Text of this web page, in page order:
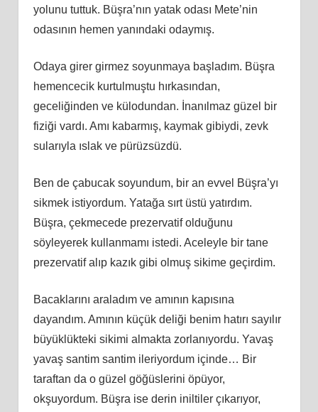
yolunu tuttuk. Büşra’nın yatak odası Mete’nin
odasının hemen yanındaki odaymış.
Odaya girer girmez soyunmaya başladım. Büşra
hemencecik kurtulmuştu hırkasından,
geceliğinden ve külodundan. İnanılmaz güzel bir
fiziği vardı. Amı kabarmış, kaymak gibiydi, zevk
sularıyla ıslak ve pürüzsüzdü.
Ben de çabucak soyundum, bir an evvel Büşra’yı
sikmek istiyordum. Yatağa sırt üstü yatırdım.
Büşra, çekmecede prezervatif olduğunu
söyleyerek kullanmamı istedi. Aceleyle bir tane
prezervatif alıp kazık gibi olmuş sikime geçirdim.
Bacaklarını araladım ve amının kapısına
dayandım. Amının küçük deliği benim hatırı sayılır
büyüklükteki sikimi almakta zorlanıyordu. Yavaş
yavaş santim santim ileriyordum içinde… Bir
taraftan da o güzel göğüslerini öpüyor,
okşuyordum. Büşra ise derin iniltiler çıkarıyor,